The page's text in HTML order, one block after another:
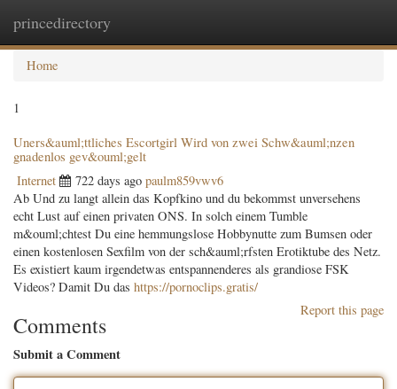
princedirectory
Home
1
Uners&auml;ttliches Escortgirl Wird von zwei Schw&auml;nzen
gnadenlos gev&ouml;gelt
Internet 722 days ago paulm859vwv6
Ab Und zu langt allein das Kopfkino und du bekommst unversehens
echt Lust auf einen privaten ONS. In solch einem Tumble
m&ouml;chtest Du eine hemmungslose Hobbynutte zum Bumsen oder
einen kostenlosen Sexfilm von der sch&auml;rfsten Erotiktube des Netz.
Es existiert kaum irgendetwas entspannenderes als grandiose FSK
Videos? Damit Du das https://pornoclips.gratis/
Report this page
Comments
Submit a Comment